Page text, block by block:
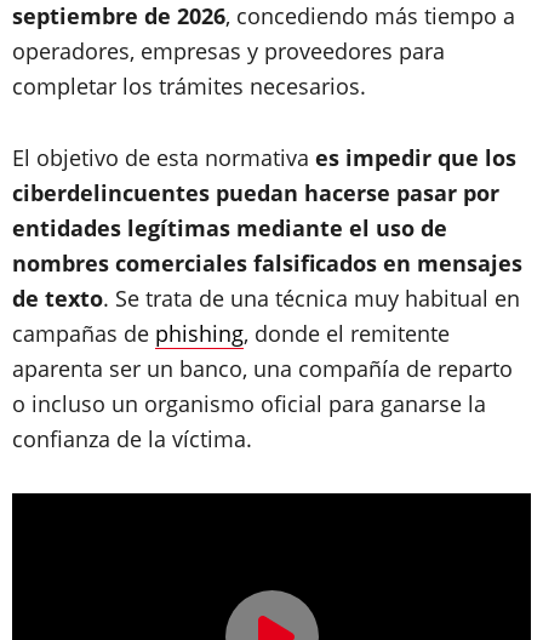
septiembre de 2026, concediendo más tiempo a
operadores, empresas y proveedores para
completar los trámites necesarios.
El objetivo de esta normativa es impedir que los
ciberdelincuentes puedan hacerse pasar por
entidades legítimas mediante el uso de
nombres comerciales falsificados en mensajes
de texto. Se trata de una técnica muy habitual en
campañas de phishing, donde el remitente
aparenta ser un banco, una compañía de reparto
o incluso un organismo oficial para ganarse la
confianza de la víctima.